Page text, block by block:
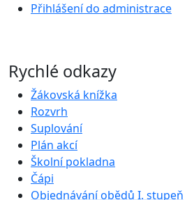
Přihlášení do administrace
Rychlé odkazy
Žákovská knížka
Rozvrh
Suplování
Plán akcí
Školní pokladna
Čápi
Objednávání obědů I. stupeň